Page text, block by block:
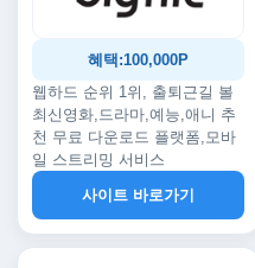
혜택:100,000P
웹하드 순위 1위, 출퇴근길 볼
최신영화,드라마,예능,애니 추
천 무료 다운로드 플랫폼,모바
일 스트리밍 서비스
사이트 바로가기